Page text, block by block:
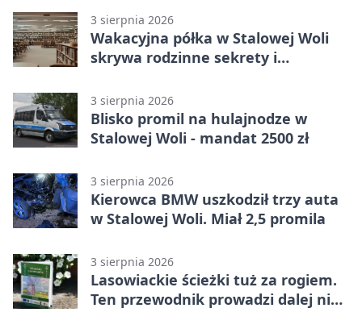
3 sierpnia 2026
Wakacyjna półka w Stalowej Woli
skrywa rodzinne sekrety i
3 sierpnia 2026
Blisko promil na hulajnodze w
Stalowej Woli - mandat 2500 zł
3 sierpnia 2026
Kierowca BMW uszkodził trzy auta
w Stalowej Woli. Miał 2,5 promila
3 sierpnia 2026
Lasowiackie ścieżki tuż za rogiem.
Ten przewodnik prowadzi dalej niż